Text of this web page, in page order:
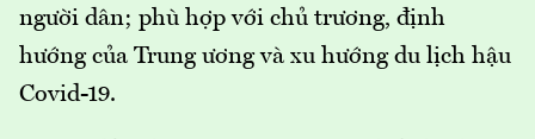
người dân; phù hợp với chủ trương, định
hướng của Trung ương và xu hướng du lịch hậu
Covid-19.